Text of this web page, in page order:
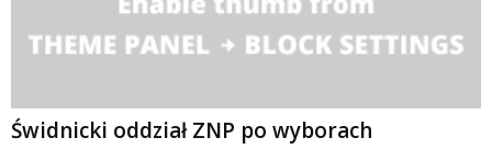
Świdnicki oddział ZNP po wyborach